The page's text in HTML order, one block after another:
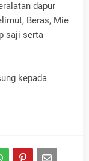
dapur
Beras, Mie
saji serta
kepada